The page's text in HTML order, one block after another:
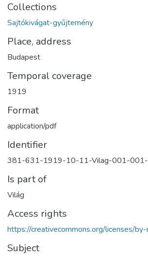
Collections
Sajtókivágat-gyűjtemény
Place, address
Budapest
Temporal coverage
1919
Format
application/pdf
Identifier
381-631-1919-10-11-Vilag-001-001-
Is part of
Világ
Access rights
https://creativecommons.org/licenses/
Subject